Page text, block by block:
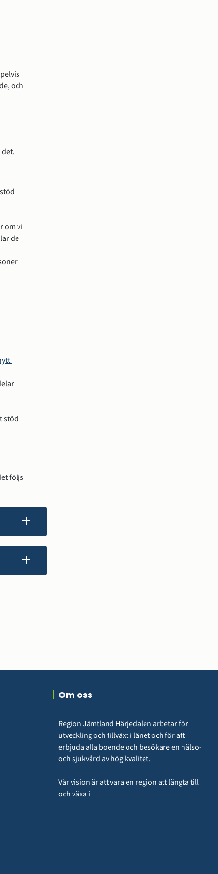
och
det.
om vi
de
stöd
följs
Om oss
Region Jämtland Härjedalen arbetar för
utveckling och tillväxt i länet och för att
erbjuda alla boende och besökare en hälso-
och sjukvård av hög kvalitet.
Vår vision är att vara en region att längta till
och växa i.